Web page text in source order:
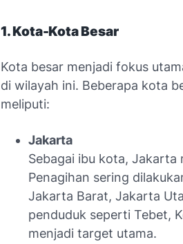
1. Kota-Kota Besar
Kota besar menjadi fokus
di wilayah ini. Beberapa kota
meliputi:
Jakarta
Sebagai ibu kota, Jakarta
Penagihan sering
Jakarta Barat, Jakarta
penduduk seperti Tebet,
menjadi target utama.